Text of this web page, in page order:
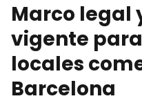
Marco legal
vigente
locales
Barcelona